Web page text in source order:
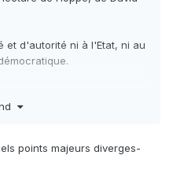
et d'autorité ni à l'Etat, ni au
collectives.
libéraux, par le côté
défendent la
points majeurs diverges-